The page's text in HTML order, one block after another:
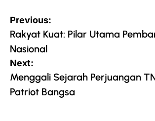
Post
navigation
Previous:
Rakyat Kuat: Pilar Utama
Nasional
Next:
Menggali Sejarah Perjuangan
Patriot Bangsa